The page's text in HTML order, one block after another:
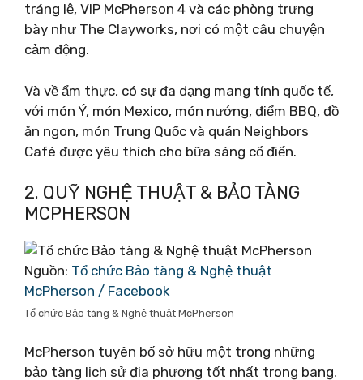
tráng lệ, VIP McPherson 4 và các phòng trưng
bày như The Clayworks, nơi có một câu chuyện
cảm động.
Và về ẩm thực, có sự đa dạng mang tính quốc tế,
với món Ý, món Mexico, món nướng, điểm BBQ, đồ
ăn ngon, món Trung Quốc và quán Neighbors
Café được yêu thích cho bữa sáng cổ điển.
2. QUỸ NGHỆ THUẬT & BẢO TÀNG
MCPHERSON
Nguồn: Tổ chức Bảo tàng & Nghệ thuật
McPherson / Facebook
Tổ chức Bảo tàng & Nghệ thuật McPherson
McPherson tuyên bố sở hữu một trong những
bảo tàng lịch sử địa phương tốt nhất trong bang.